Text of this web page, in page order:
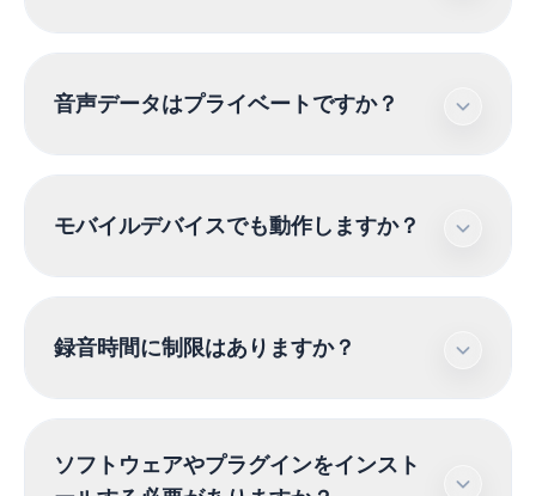
ートでき、ほとんどの再生デバイスや編集ソフト
ウェアとの互換性を確保しています。
音声データはプライベートですか？
カルに行われます。録音をサーバーに保存するこ
とはないため、データはプライベートで安全なま
モバイルデバイスでも動作しますか？
とAndroidの両方のブラウザでシームレスに動作
します。マイクへのアクセスを許可するだけで録
録音時間に制限はありますか？
録音はデバイスのメモリをより多く消費すること
ソフトウェアやプラグインをインスト